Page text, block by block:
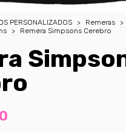
PERSONALIZADOS > Remeras >
> Remera Simpsons Cerebro